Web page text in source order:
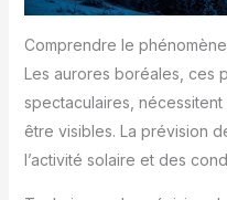
Comprendre le
Les aurores boréales, ces
spectaculaires,
être visibles. La prévision
l’activité solaire et des